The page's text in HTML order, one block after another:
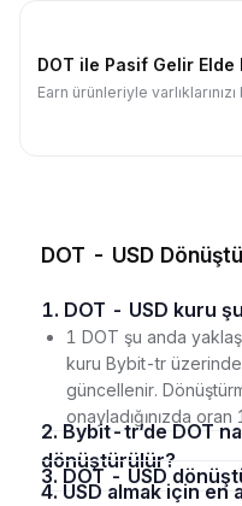
DOT ile Pasif Gelir Elde
Earn ürünleriyle
DOT - USD
1. DOT - USD kuru
1 DOT şu anda
kuru Bybit-tr
güncellenir.
onayladığınızda
2. Bybit-tr‘de DOT nasıl USD birimine
dönüştürülür?
3. DOT - USD
4. USD almak için en az ne kadar DOT